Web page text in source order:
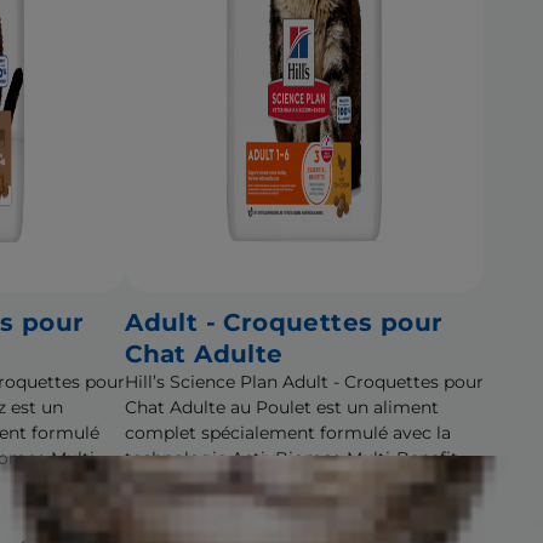
pour
pour
est un
formulé
Multi-
Adult - Croquettes pour
Chat Adulte
Hill’s Science Plan Adult - Croquettes pour
Chat Adulte au Poulet est un aliment
complet spécialement formulé avec la
technologie ActivBiome+ Multi-Benefit.
Cet aliment est spécialement formulé